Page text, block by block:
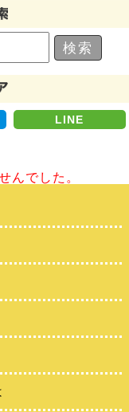
LINE
んでした。